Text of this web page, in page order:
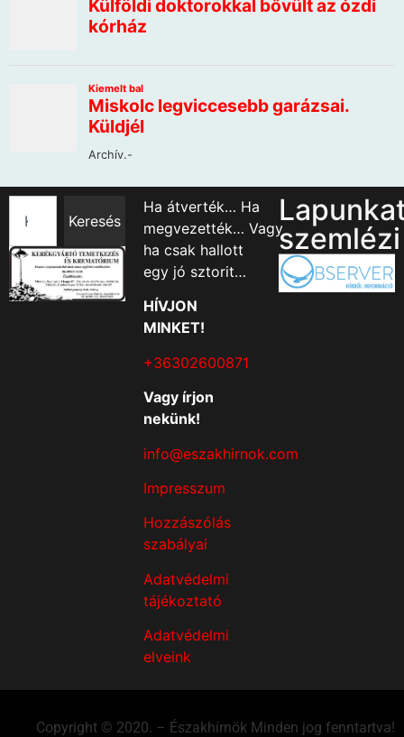
Keresés
Ha átverték… Ha
megvezették… Vagy
ha csak hallott
egy jó sztorit…
HÍVJON
MINKET!
+36302600871
Vagy írjon
nekünk!
info@eszakhirnok.com
Impresszum
Hozzászólás
szabályai
Adatvédelmi
tájékoztató
Adatvédelmi
elveink
szemlézi
Copyright © 2020. – Északhírnök Minden jog fenntartva!